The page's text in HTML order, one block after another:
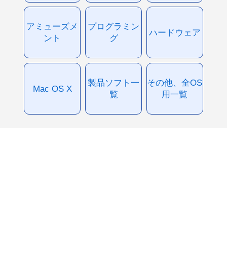
アミューズメ
ント
プログラミン
グ
ハードウェア
Mac OS X
製品ソフト一
覧
その他、全OS
用一覧